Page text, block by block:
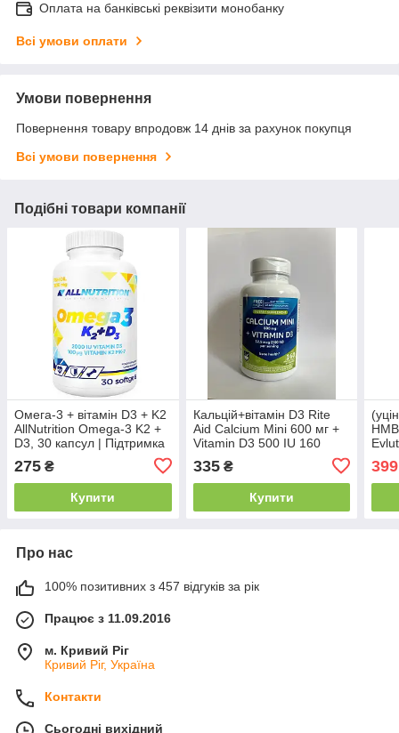
Оплата на банківські реквізити монобанку
Всі умови оплати
Умови повернення
Повернення товару впродовж 14 днів за рахунок покупця
Всі умови повернення
Подібні товари компанії
Омега-3 + вітамін D3 + K2
AllNutrition Omega-3 K2 +
D3, 30 капсул | Підтримка
серця, кісток, імунітету та
судин
275 ₴
Купити
Кальцій+вітамін D3 Rite
Aid Calcium Mini 600 мг +
Vitamin D3 500 IU 160
335₴
Купити
399
Про нас
100% позитивних з 457 відгуків за рік
Працює з 11.09.2016
м. Кривий Ріг
Кривий Ріг, Україна
Контакти
Сьогодні вихідний